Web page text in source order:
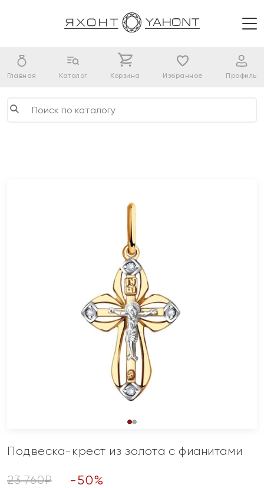
Главная Каталог Корзина Избранное Профиль
Подвеска-крест из золота с фианитами
23 760₽ -50%